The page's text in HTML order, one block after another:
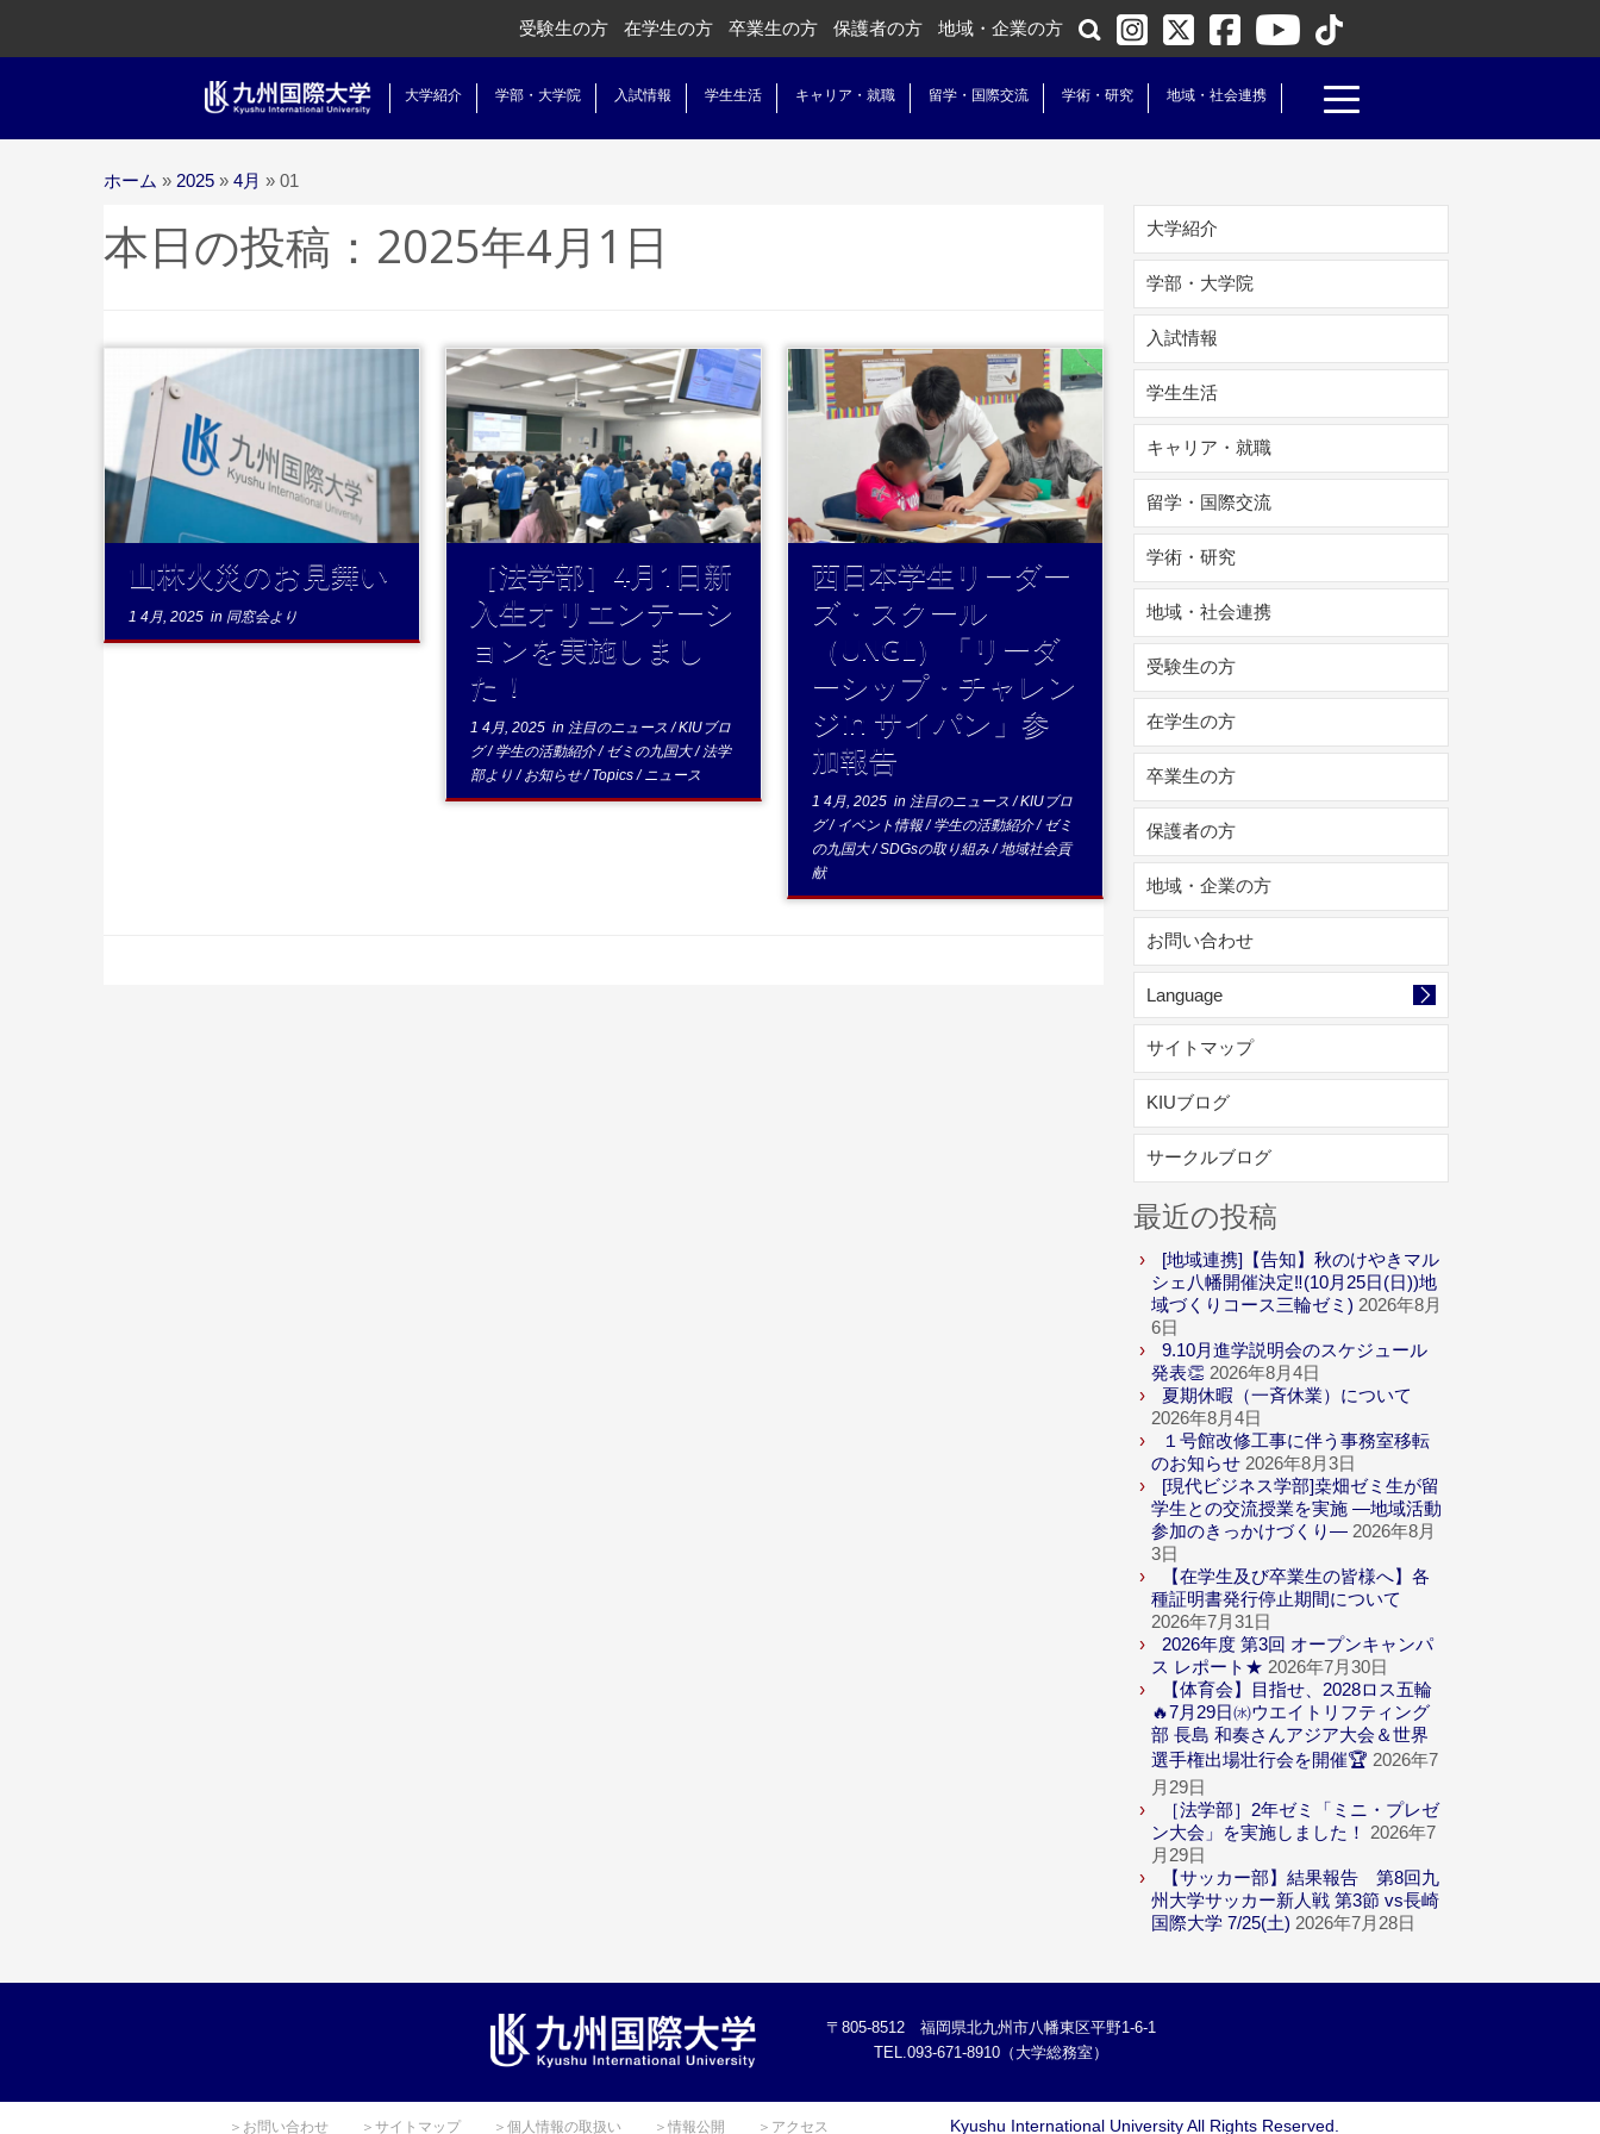
受験生の方 在学生の方 卒業生の方 保護者の方 地域・企業の方
大学紹介 学部・大学院 入試情報 学生生活 キャリア・就職 留学・国際交流 学術・研究 地域・社会連携
ホーム » 2025 » 4月 » 01
本日の投稿： 2025年4月1日
...続きを読む
山林火災のお見舞い
1 4月, 2025 in 同窓会より
...続きを読む
［法学部］4月1日新
入生オリエンテーシ
ョンを実施しまし
た！
1 4月, 2025 in 注目のニュース/KIUブロ
グ/学生の活動紹介/ゼミの九国大/法学
部より/お知らせ/Topics/ニュース
...続きを読
西日本学生リーダー
ズ・スクール
（UNGL）「リーダ
ーシップ・チャレン
ジin サイパン」参
加報告
1 4月, 2025 in 注目のニュース/KIUブロ
グ/ イベント情報/学生の活動紹介/ゼミ
の九国大/SDGsの取り組み/地域社会貢
献
大学紹介
学部・大学院
入試情報
学生生活
キャリア・就職
留学・国際交流
学術・研究
地域・社会連携
受験生の方
在学生の方
卒業生の方
保護者の方
地域・企業の方
お問い合わせ
Language
サイトマップ
KIUブログ
サークルブログ
最近の投稿
[地域連携]【告知】秋のけやきマル
シェ八幡開催決定‼(10月25日(日))地
域づくりコース三輪ゼミ) 2026年8月
6日
9.10月進学説明会のスケジュール
発表👏 2026年8月4日
夏期休暇（一斉休業）について
2026年8月4日
１号館改修工事に伴う事務室移転
のお知らせ 2026年8月3日
[現代ビジネス学部]桒畑ゼミ生が留
学生との交流授業を実施 ―地域活動
参加のきっかけづくり― 2026年8月
3日
【在学生及び卒業生の皆様へ】各
種証明書発行停止期間について
2026年7月31日
2026年度 第3回 オープンキャンパ
ス レポート★ 2026年7月30日
【体育会】目指せ、2028ロス五輪
🔥7月29日㈬ウエイトリフティング
部 長島 和奏さんアジア大会＆世界
選手権出場壮行会を開催🏆 2026年7
月29日
［法学部］2年ゼミ「ミニ・プレゼ
ン大会」を実施しました！
2026年7
月29日
【サッカー部】結果報告 第8回九
州大学サッカー新人戦 第3節 vs長崎
国際大学 7/25(土) 2026年7月28日
〒805-8512 福岡県北九州市八幡東区平野1-6-1
TEL.093-671-8910（大学総務室）
＞お問い合わせ ＞サイトマップ ＞個人情報の取扱い ＞情報公開 ＞アクセス Kyushu International University All Rights Reserved.